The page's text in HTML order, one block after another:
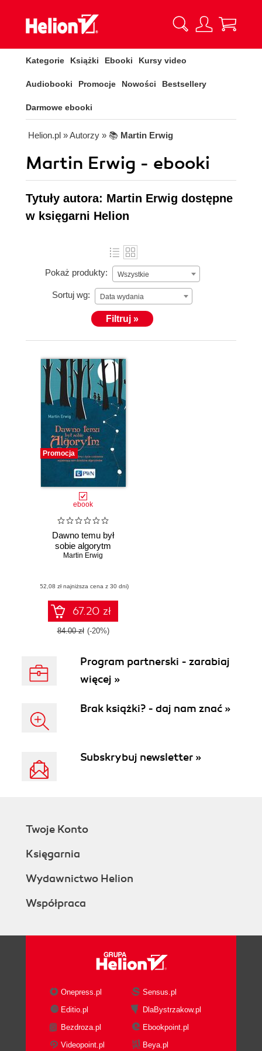
Kategorie Książki Ebooki Kursy video
Audiobooki Promocje Nowości Bestsellery
Darmowe ebooki
Helion.pl » Autorzy » 📚 Martin Erwig
Martin Erwig - ebooki
Tytuły autora: Martin Erwig dostępne
w księgarni Helion
Pokaż produkty: Wszystkie
Sortuj wg: Data wydania
Filtruj »
Promocja
ebook
Dawno temu był
sobie algorytm
Martin Erwig
(52,08 zł najniższa cena z 30 dni)
67.20 zł
84.00 zł (-20%)
Program partnerski - zarabiaj
więcej »
Brak książki? - daj nam znać »
Subskrybuj newsletter »
Twoje Konto
Księgarnia
Wydawnictwo Helion
Współpraca
Onepress.pl
Sensus.pl
Editio.pl
DlaBystrzakow.pl
Bezdroza.pl
Ebookpoint.pl
Videopoint.pl
Beya.pl